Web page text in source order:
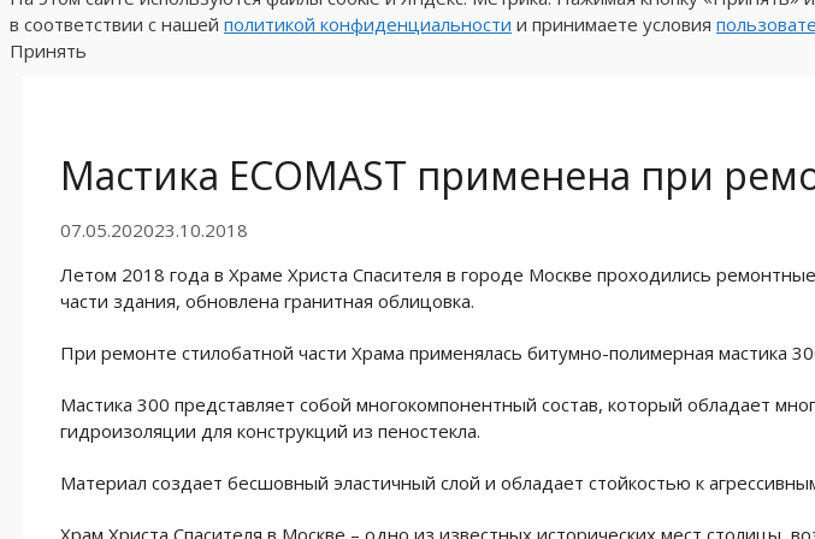
в соответствии с нашей политикой конфиденциальности и принимаете условия
Принять
Мастика ECOMAST применена при
07.05.202023.10.2018
Летом 2018 года в Храме Христа Спасителя в городе Москве проходились
части здания, обновлена гранитная облицовка.
При ремонте стилобатной части Храма применялась битумно-полимерная мастика
Мастика 300 представляет собой многокомпонентный состав, который обладает
гидроизоляции для конструкций из пеностекла.
Материал создает бесшовный эластичный слой и обладает стойкостью к
Храм Христа Спасителя в Москве – одно из известных исторических мест столицы,